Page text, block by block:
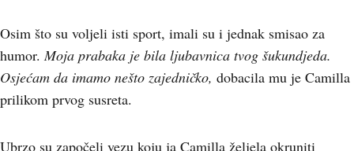
Osim što su voljeli isti sport, imali su i jednak smisao za
humor.Moja prabaka je bila ljubavnica tvog šukundjeda.
Osjećam da imamo nešto zajedničko, dobacila mu je Camilla
prilikom prvog susreta.
Ubrzo su započeli vezu koju ja Camilla željela okruniti